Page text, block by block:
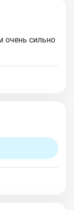
сильно